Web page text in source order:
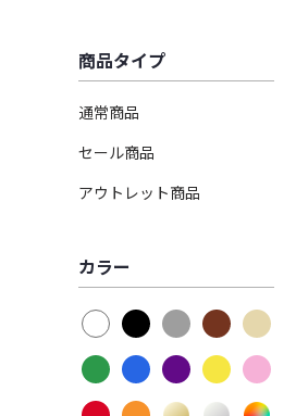
商品タイプ
通常商品
セール商品
アウトレット商品
カラー